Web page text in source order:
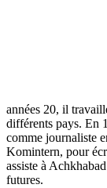
années 20, il
différents pays. En
comme journaliste
Komintern, pour
assiste à
futures.